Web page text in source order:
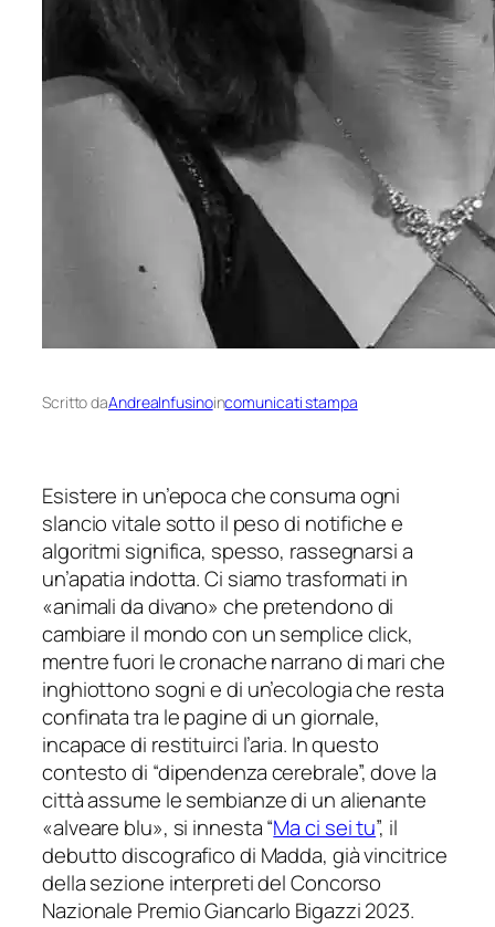
Scritto daAndreaInfusinoincomunicati stampa
Esistere in un’epoca che consuma ogni
slancio vitale sotto il peso di notifiche e
algoritmi significa, spesso, rassegnarsi a
un’apatia indotta. Ci siamo trasformati in
«animali da divano» che pretendono di
cambiare il mondo con un semplice click,
mentre fuori le cronache narrano di mari che
inghiottono sogni e di un’ecologia che resta
confinata tra le pagine di un giornale,
incapace di restituirci l’aria. In questo
contesto di “dipendenza cerebrale”, dove la
città assume le sembianze di un alienante
«alveare blu», si innesta “Ma ci sei tu”, il
debutto discografico di Madda, già vincitrice
della sezione interpreti del Concorso
Nazionale Premio Giancarlo Bigazzi 2023.